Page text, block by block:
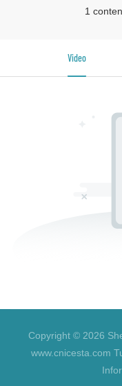
1
Video
Copyright © 2026
www.cnicesta.com